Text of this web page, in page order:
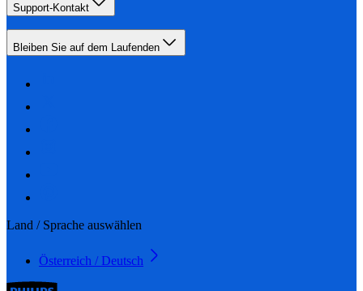
Support-Kontakt
Bleiben Sie auf dem Laufenden
Land / Sprache auswählen
Österreich / Deutsch